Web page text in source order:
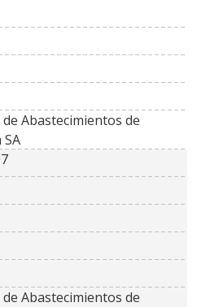
Abastecimientos de
Abastecimientos de